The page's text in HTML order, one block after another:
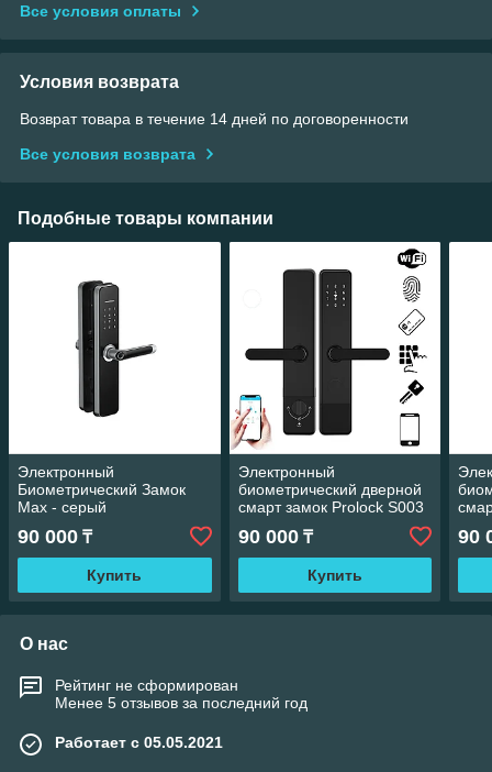
Все условия оплаты
Условия возврата
Возврат товара в течение 14 дней по договоренности
Все условия возврата
Подобные товары компании
Электронный
Биометрический Замок
Max - серый
90 000 ₸
Купить
Электронный
биометрический дверной
смарт замок Prolock S003
Wi-Fi черный
90 000₸
Купить
90
О нас
Рейтинг не сформирован
Менее 5 отзывов за последний год
Работает с 05.05.2021